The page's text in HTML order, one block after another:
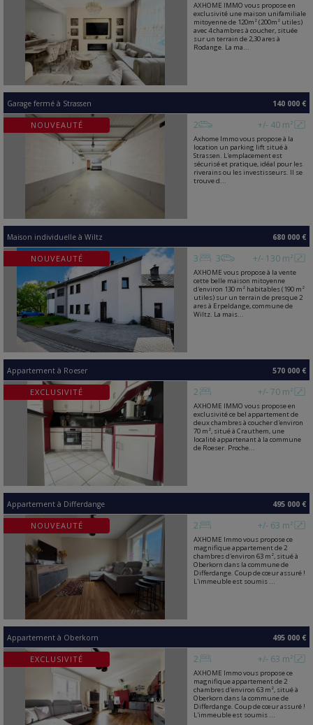
AXHOME IMMO vous propose en
exclusivité une maison unifamiliale
mitoyenne de 120m² (200m² utiles)
avec 4 chambres à coucher, située
sur un terrain de 2,30 ares à
Rodange. La ma...
Garage fermé à Strassen 140 000 €
NOUVEAUTÉ +/- 40 m²
2
Axhome Immo vous propose à la
location un parking lift situé à
Strassen. L'emplacement est
sécurisé et pratique, idéal pour les
riverains ou les investisseurs. Il se
trouve d...
Maison individuelle à Wiltz 680 000 €
NOUVEAUTÉ +/- 130 m²
3 3
AXHOME vous propose à la vente
cette belle maison mitoyenne
d'environ 130 m² habitables (190 m²
utiles) sur un terrain de presque 2
ares à Erpeldange, commune de
Wiltz. La mais...
Appartement à Roeser 570 000 €
EXCLUSIVITÉ +/- 70 m²
2
AXHOME IMMO vous propose en
exclusivité ce bel appartement de
deux chambres à coucher d'environ
70 m², situé à Crauthem, une
localité appartenant à la commune
de Roeser. Proche...
Appartement à Differdange 495 000 €
NOUVEAUTÉ +/- 63 m²
2
AXHOME Immo vous propose ce
magnifique appartement de 2
chambres d'environ 63 m², situé à
Oberkorn dans la commune de
Differdange. Coup de cœur assuré !
L'immeuble est soumis ...
Appartement à Oberkorn 495 000 €
EXCLUSIVITÉ +/- 63 m²
2
AXHOME Immo vous propose ce
magnifique appartement de 2
chambres d'environ 63 m², situé à
Oberkorn dans la commune de
Differdange. Coup de cœur assuré !
L'immeuble est soumis ...